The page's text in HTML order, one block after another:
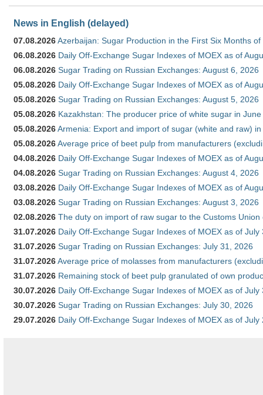
News in English (delayed)
07.08.2026Azerbaijan: Sugar Production in the First Six Months of
06.08.2026 Daily Off-Exchange Sugar Indexes of MOEX as of
06.08.2026 Sugar Trading on Russian Exchanges: August 6, 2026
05.08.2026 Daily Off-Exchange Sugar Indexes of MOEX as of
05.08.2026 Sugar Trading on Russian Exchanges: August 5, 2026
05.08.2026 Kazakhstan: The producer price of white sugar in
05.08.2026Armenia: Export and import of sugar (white and raw)
05.08.2026Average price of beet pulp from manufacturers
04.08.2026 Daily Off-Exchange Sugar Indexes of MOEX as of
04.08.2026 Sugar Trading on Russian Exchanges: August 4, 2026
03.08.2026 Daily Off-Exchange Sugar Indexes of MOEX as of
03.08.2026 Sugar Trading on Russian Exchanges: August 3, 2026
02.08.2026 The duty on import of raw sugar to the Customs
31.07.2026 Daily Off-Exchange Sugar Indexes of MOEX as of July
31.07.2026 Sugar Trading on Russian Exchanges: July 31, 2026
31.07.2026Average price of molasses from manufacturers
31.07.2026 Remaining stock of beet pulp granulated of own
30.07.2026 Daily Off-Exchange Sugar Indexes of MOEX as of July
30.07.2026 Sugar Trading on Russian Exchanges: July 30, 2026
29.07.2026 Daily Off-Exchange Sugar Indexes of MOEX as of July